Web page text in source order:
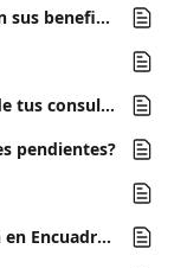
¿Qué son las evaluaciones y cuáles son sus beneficios?
¿Cómo responder a las evaluaciones de tus consultantes?
pendientes?
¿Cómo enfrentar una mala evaluación en Encuadrado?